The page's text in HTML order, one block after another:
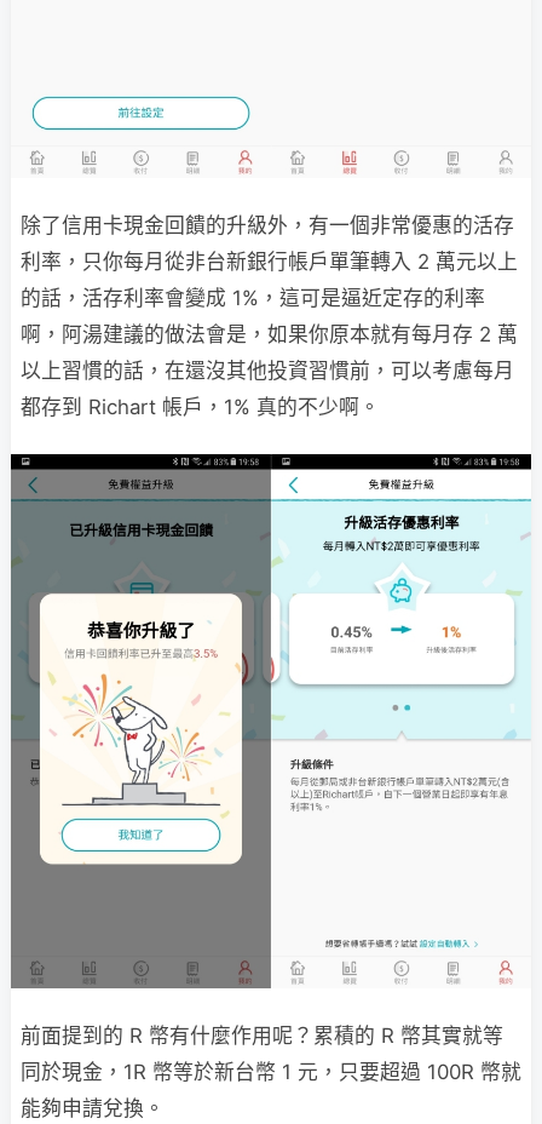
除了信用卡現金回饋的升級外，有一個非常優惠的活存
利率，只你每月從非台新銀行帳戶單筆轉入 2 萬元以上
的話，活存利率會變成 1%，這可是逼近定存的利率
啊，阿湯建議的做法會是，如果你原本就有每月存 2 萬
以上習慣的話，在還沒其他投資習慣前，可以考慮每月
都存到 Richart 帳戶，1% 真的不少啊。
前面提到的 R 幣有什麼作用呢？累積的 R 幣其實就等
同於現金，1R 幣等於新台幣 1 元，只要超過 100R 幣就
能夠申請兌換。